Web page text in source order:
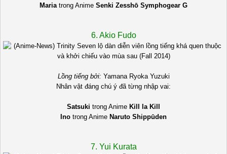
Mariatrong Anime Senki Zesshō Symphogear G
6. Akio Fudo
Lồng tiếng bởi: Yamana Ryoka Yuzuki
Nhân vật đáng chú ý đã từng nhập vai:
Satsuki trong Anime Kill la Kill
Ino trong Anime Naruto Shippūden
7. Yui Kurata